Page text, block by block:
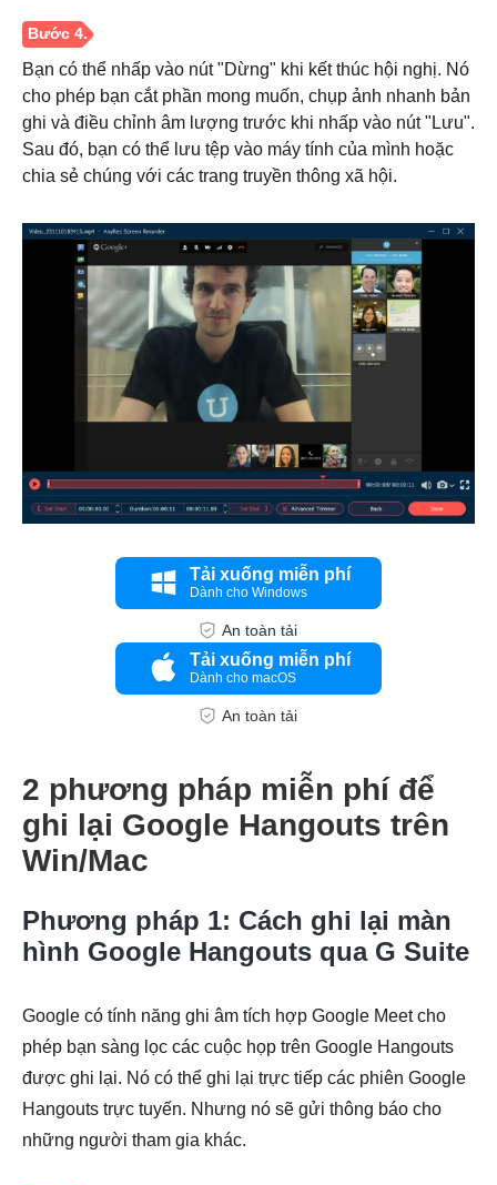
Bước 3.
Bạn có thể nhấp vào nút "Dừng" khi kết thúc hội nghị. Nó
cho phép bạn cắt phần mong muốn, chụp ảnh nhanh bản
ghi và điều chỉnh âm lượng trước khi nhấp vào nút "Lưu".
Sau đó, bạn có thể lưu tệp vào máy tính của mình hoặc
chia sẻ chúng với các trang truyền thông xã hội.
Tải xuống miễn phí
Dành cho Windows
An toàn tải
Tải xuống miễn phí
Dành cho macOS
An toàn tải
2 phương pháp miễn phí để
ghi lại Google Hangouts trên
Win/Mac
Phương pháp 1: Cách ghi lại màn
hình Google Hangouts qua G Suite
Google có tính năng ghi âm tích hợp Google Meet cho
phép bạn sàng lọc các cuộc họp trên Google Hangouts
được ghi lại. Nó có thể ghi lại trực tiếp các phiên Google
Hangouts trực tuyến. Nhưng nó sẽ gửi thông báo cho
những người tham gia khác.